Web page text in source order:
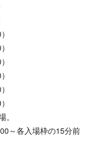
～各入場枠の15分前